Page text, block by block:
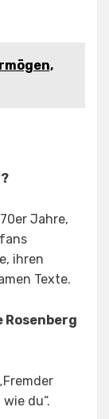
Jahre,
ihren
Texte.
Rosenberg
du“.